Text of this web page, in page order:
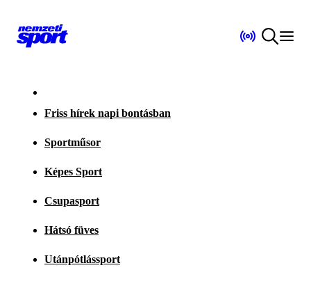
Friss hírek napi bontásban
Sportműsor
Képes Sport
Csupasport
Hátsó füves
Utánpótlássport